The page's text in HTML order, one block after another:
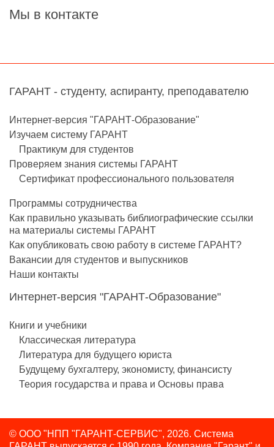
Мы в контакте
ГАРАНТ - студенту, аспиранту, преподавателю
Интернет-версия "ГАРАНТ-Образование"
Изучаем систему ГАРАНТ
Практикум для студентов
Проверяем знания системы ГАРАНТ
Сертификат профессионального пользователя
Программы сотрудничества
Как правильно указывать библиографические ссылки
на материалы системы ГАРАНТ
Как опубликовать свою работу в системе ГАРАНТ?
Вакансии для студентов и выпускников
Наши контакты
Интернет-версия "ГАРАНТ-Образование"
Книги и учебники
Классическая литература
Литература для будущего юриста
Будущему бухгалтеру, экономисту, финансисту
Теория государства и права и Основы права
© ООО "НПП "ГАРАНТ-СЕРВИС", 2026. Система